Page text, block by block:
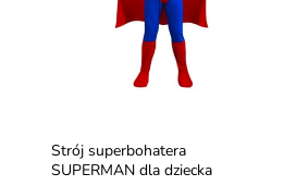
Strój superbohatera
SUPERMAN dla dziecka